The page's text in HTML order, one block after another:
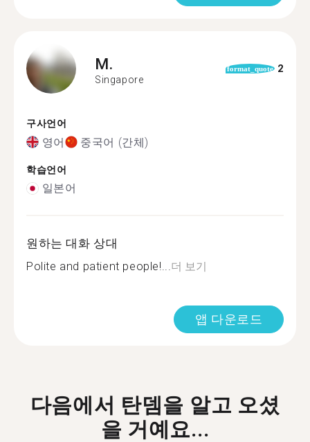
M.
Singapore
format_quote 2
구사언어
영어 중국어 (간체)
학습언어
일본어
원하는 대화 상대
Polite and patient people!...더 보기
앱 다운로드
다음에서 탄뎀을 알고 오셨
을 거예요...